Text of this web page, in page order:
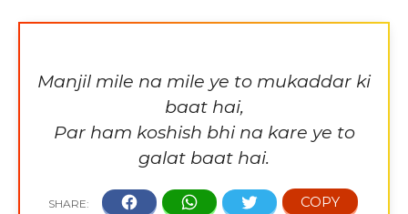
Manjil mile na mile ye to mukaddar ki
baat hai,
Par ham koshish bhi na kare ye to
galat baat hai.